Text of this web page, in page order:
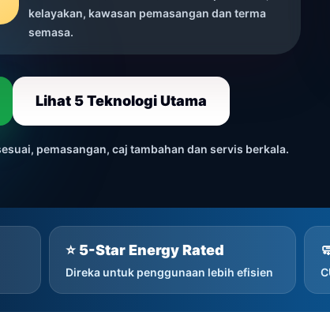
kelayakan, kawasan pemasangan dan terma
semasa.
Lihat 5 Teknologi Utama
pemasangan, caj tambahan dan servis berkala.
⭐ 5-Star Energy Rated
Direka untuk penggunaan lebih efisien